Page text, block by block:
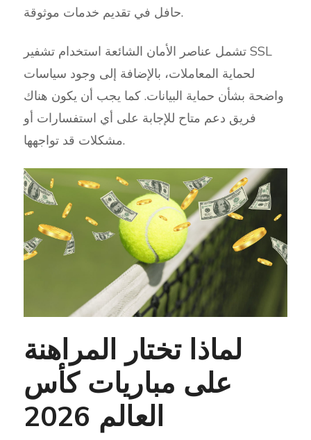
حافل في تقديم خدمات موثوقة.
تشمل عناصر الأمان الشائعة استخدام تشفير SSL
لحماية المعاملات، بالإضافة إلى وجود سياسات
واضحة بشأن حماية البيانات. كما يجب أن يكون هناك
فريق دعم متاح للإجابة على أي استفسارات أو
مشكلات قد تواجهها.
لماذا تختار المراهنة
على مباريات كأس
العالم 2026